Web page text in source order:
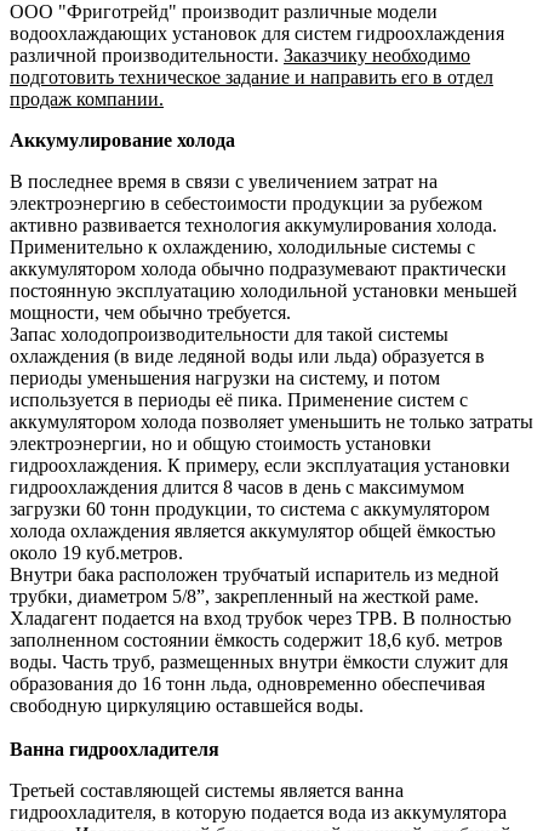
ООО "Фриготрейд" производит различные модели
водоохлаждающих установок для систем гидроохлаждения
различной производительности. Заказчику необходимо
подготовить техническое задание и направить его в отдел
продаж компании.
Аккумулирование холода
В последнее время в связи с увеличением затрат на
электроэнергию в себестоимости продукции за рубежом
активно развивается технология аккумулирования холода.
Применительно к охлаждению, холодильные системы с
аккумулятором холода обычно подразумевают практически
постоянную эксплуатацию холодильной установки меньшей
мощности, чем обычно требуется.
Запас холодопроизводительности для такой системы
охлаждения (в виде ледяной воды или льда) образуется в
периоды уменьшения нагрузки на систему, и потом
используется в периоды её пика. Применение систем с
аккумулятором холода позволяет уменьшить не только затраты
электроэнергии, но и общую стоимость установки
гидроохлаждения. К примеру, если эксплуатация установки
гидроохлаждения длится 8 часов в день с максимумом
загрузки 60 тонн продукции, то система с аккумулятором
холода охлаждения является аккумулятор общей ёмкостью
около 19 куб.метров.
Внутри бака расположен трубчатый испаритель из медной
трубки, диаметром 5/8”, закрепленный на жесткой раме.
Хладагент подается на вход трубок через ТРВ. В полностью
заполненном состоянии ёмкость содержит 18,6 куб. метров
воды. Часть труб, размещенных внутри ёмкости служит для
образования до 16 тонн льда, одновременно обеспечивая
свободную циркуляцию оставшейся воды.
Ванна гидроохладителя
Третьей составляющей системы является ванна
гидроохладителя, в которую подается вода из аккумулятора